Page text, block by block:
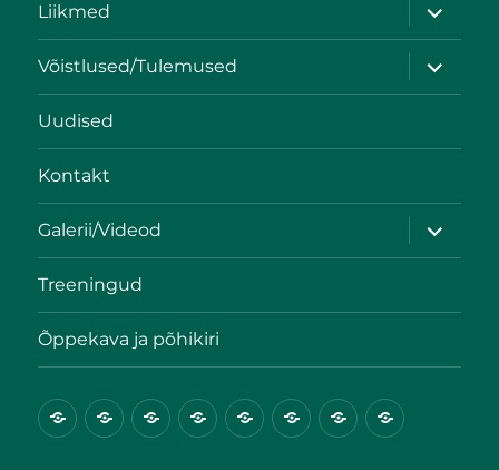
Liikmed
Võistlused/Tulemused
Uudised
Kontakt
Galerii/Videod
Treeningud
Õppekava ja põhikiri